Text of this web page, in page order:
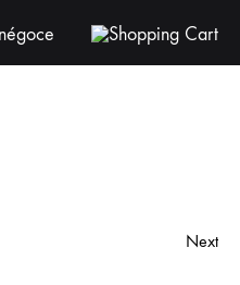
Next